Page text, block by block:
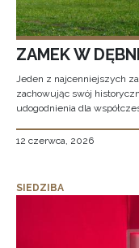
ZAMEK W
Jeden z najcenniejszych
zachowując swój
udogodnienia dla
12 czerwca, 2026
SIEDZIBA